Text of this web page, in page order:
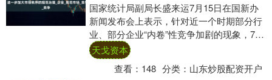
国家统计局副局长盛来运7月15日在国新办
新闻发布会上表示，针对近一个时期部分行
业、部分企业“内卷”性竞争加剧的现象，7月
1日中央财经委员会召开会议明确提出：要
纵....
天戈资本
查看： 148 分类： 山东炒股配资开户